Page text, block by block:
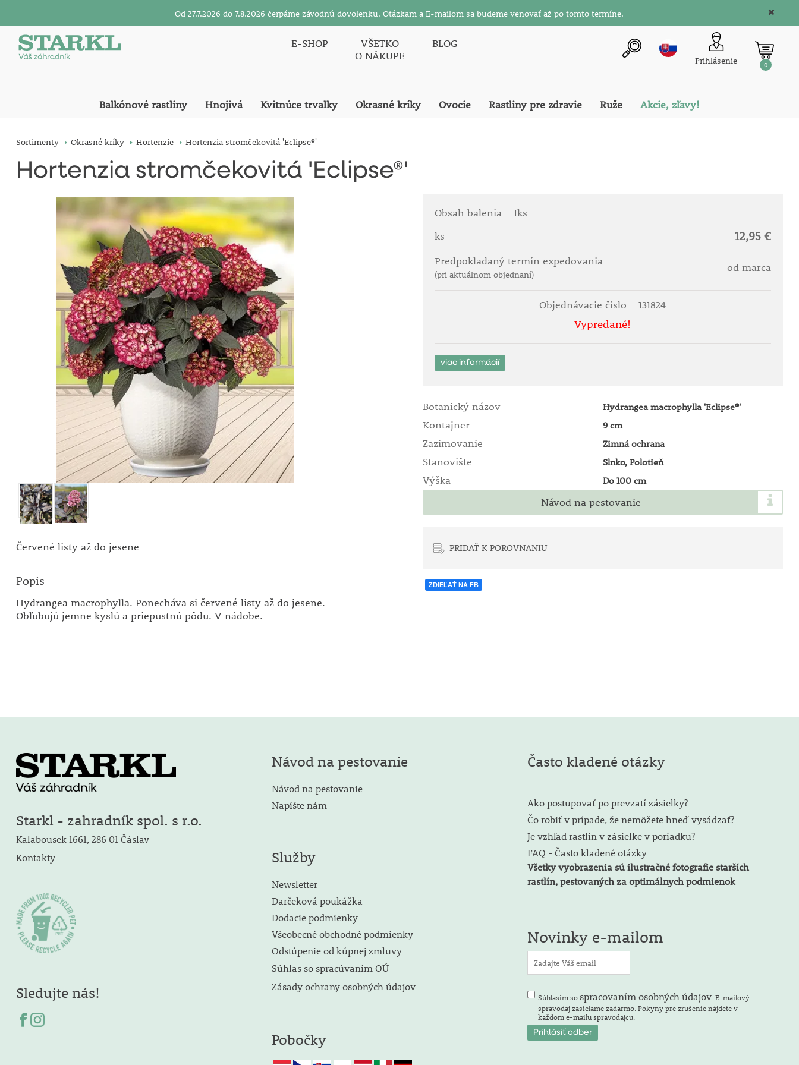
Od 27.7.2026 do 7.8.2026 čerpáme závodnú dovolenku. Otázkam a E-mailom sa budeme venovať až po tomto termíne.
E-SHOP
VŠETKO
O NÁKUPE
BLOG
Prihlásenie 0
Balkónové rastliny Hnojivá Kvitnúce trvalky Okrasné kríky Ovocie Rastliny pre zdravie Ruže Akcie, zľavy!
Sortimenty Okrasné kríky Hortenzie Hortenzia stromčekovitá 'Eclipse®'
Hortenzia stromčekovitá 'Eclipse®'
Červené listy až do jesene
Popis
Hydrangea macrophylla. Ponecháva si červené listy až do jesene.
Obľubujú jemne kyslú a priepustnú pôdu. V nádobe.
Obsah balenia
1ks
ks
12,95 €
Predpokladaný termín expedovania
(pri aktuálnom objednaní)
od marca
Objednávacie číslo 131824
Vypredané!
viac informácií
Botanický názov Hydrangea macrophylla 'Eclipse®'
Kontajner 9 cm
Zazimovanie Zimná ochrana
Stanovište Slnko, Polotieň
Výška Do 100 cm
Návod na pestovanie
PRIDAŤ K POROVNANIU
ZDIEĽAŤ NA FB
Starkl - zahradník spol. s r.o.
Kalabousek 1661, 286 01 Čáslav
Kontakty
Sledujte nás!
Návod na pestovanie
Návod na pestovanie
Napíšte nám
Služby
Newsletter
Darčeková poukážka
Dodacie podmienky
Všeobecné obchodné podmienky
Odstúpenie od kúpnej zmluvy
Súhlas so spracúvaním OÚ
Zásady ochrany osobných údajov
Pobočky
Často kladené otázky
Ako postupovať po prevzatí zásielky?
Čo robiť v prípade, že nemôžete hneď vysádzať?
Je vzhľad rastlín v zásielke v poriadku?
FAQ - Často kladené otázky
Všetky vyobrazenia sú ilustračné fotografie starších
rastlín, pestovaných za optimálnych podmienok
Novinky e-mailom
Súhlasím so spracovaním osobných údajov . E-mailový
spravodaj zasielame zadarmo. Pokyny pre zrušenie nájdete v
každom e-mailu spravodajcu.